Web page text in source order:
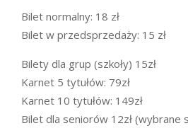
Bilet normalny: 18 zł
Bilet w przedsprzedaży: 15 zł
Bilety dla grup (szkoły) 15zł
Karnet 5 tytułów: 79zł
Karnet 10 tytułów: 149zł
Bilet dla seniorów 12zł (wybrane